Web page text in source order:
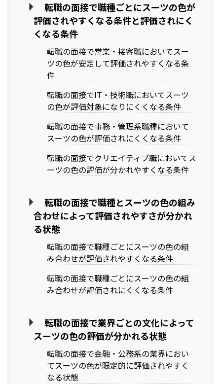
転職の面接で職種ごとにスーツの色が
評価されやすくなる条件と評価されにく
くなる条件
転職の面接で営業・接客職においてスー
ツの色が安定して評価されやすくなる条
件
転職の面接でIT・技術職においてスーツ
の色が評価対象になりにくくなる条件
転職の面接で事務・管理系職種において
スーツの色が評価されにくくなる条件
転職の面接でクリエイティブ職においてス
ーツの色の評価が分かれやすくなる条件
転職の面接で職種とスーツの色の組み
合わせによって評価されやすさが分かれ
る状態
転職の面接で職種ごとにスーツの色の組
み合わせが評価されやすくなる条件
転職の面接で職種ごとにスーツの色の組
み合わせが評価されにくくなる条件
転職の面接で業界ごとの文化によって
スーツの色の評価が分かれる状態
転職の面接で金融・公務系の業界におい
てスーツの色が限定的に評価されやすく
なる状態